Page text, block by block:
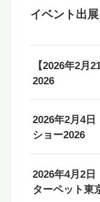
イベント出
【2026年2月
2026
2026年2月4日
ショー2026
2026年4月2
ターペット東